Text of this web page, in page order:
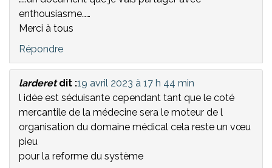
enthousiasme……
Merci à tous
Répondre
larderet dit :19 avril 2023 à 17 h 44 min
l idée est séduisante cependant tant que le coté
mercantile de la médecine sera le moteur de l
organisation du domaine médical cela reste un vœu
pieu
pour la reforme du système